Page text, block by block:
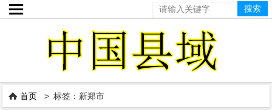

 首页 > 标签：新郑市